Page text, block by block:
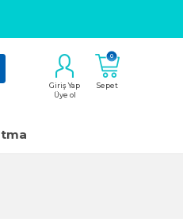
Sepet
0
Giriş Yap
Üye ol